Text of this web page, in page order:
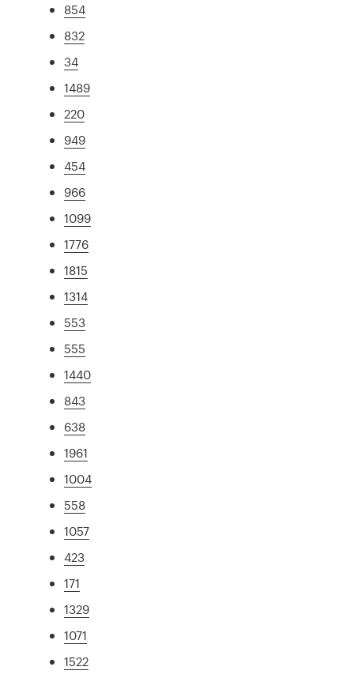
854
832
34
1489
220
949
454
966
1099
1776
1815
1314
553
555
1440
843
638
1961
1004
558
1057
423
171
1329
1071
1522